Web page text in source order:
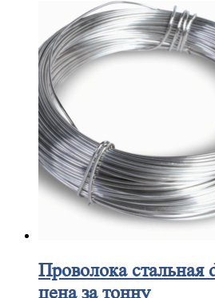
Проволокастальная
цена за тонну